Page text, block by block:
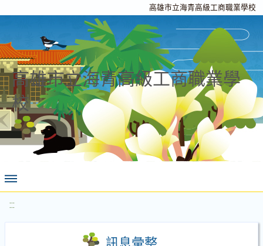
高雄市立海青高級工商職業學校
高雄市立海青高級工商職業學
校
:::